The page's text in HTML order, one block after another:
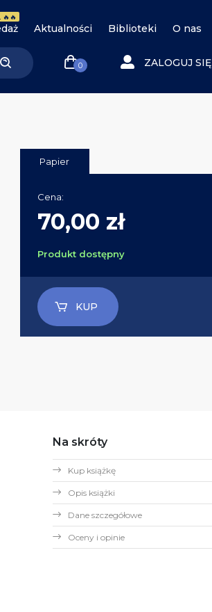
🔥🔥
Aktualności Biblioteki O nas
0 ZALOGUJ SIĘ
Papier
Cena:
70,00 zł
Produkt dostępny
KUP
Na skróty
Kup książkę
Opis książki
Dane szczegółowe
Oceny i opinie